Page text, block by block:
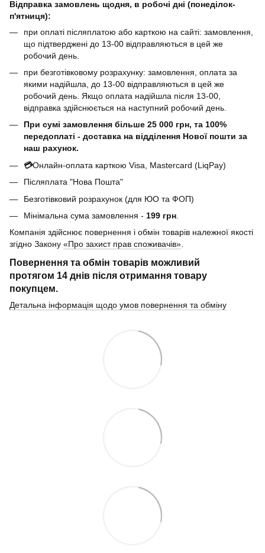
Відправка замовлень щодня, в робочі дні (понеділок-
п'ятниця):
при оплаті післяплатою або карткою на сайті: замовлення,
що підтверджені до 13-00 відправляються в цей же
робочий день.
при безготівковому розрахунку: замовлення, оплата за
якими надійшла, до 13-00 відправляються в цей же
робочий день. Якщо оплата надійшла після 13-00,
відправка здійснюється на наступний робочий день.
При сумі замовлення більше 25 000 грн, та 100%
передоплаті - доставка на відділення Нової пошти за
наш рахунок.
💳Онлайн-оплата карткою Visa, Mastercard (LiqPay)
Післяплата "Нова Пошта"
Безготівковий розрахунок (для ЮО та ФОП)
Мінімальна сума замовлення - 199 грн
Компанія здійснює повернення і обмін товарів належної якості
згідно Закону «Про захист прав споживачів».
Повернення та обмін товарів можливий
протягом 14 днів після отримання товару
покупцем.
Детальна інформація щодо умов повернення та обміну